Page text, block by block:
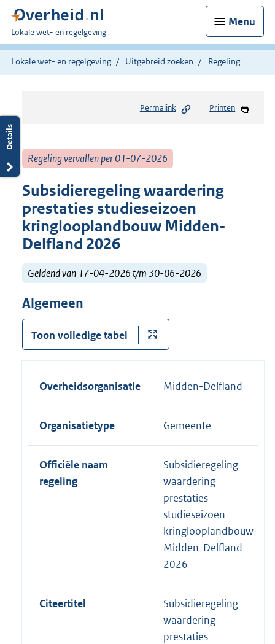
Menu
U
bent
hier:
Lokale wet- en regelgeving
Lokale wet- en regelgeving Uitgebreid zoeken Regeling
Permalink Printen
Regeling vervallen per 01-07-2026
Subsidieregeling waardering
prestaties studieseizoen
kringlooplandbouw Midden-
Delfland 2026
Geldend van 17-04-2026 t/m 30-06-2026
Algemeen
Toon volledige tabel
Overheidsorganisatie Midden-Delfland
Organisatietype Gemeente
Officiële naam
regeling
Subsidieregeling
waardering
prestaties
studieseizoen
kringlooplandbouw
Midden-Delfland
2026
Citeertitel
Subsidieregeling
waardering
prestaties